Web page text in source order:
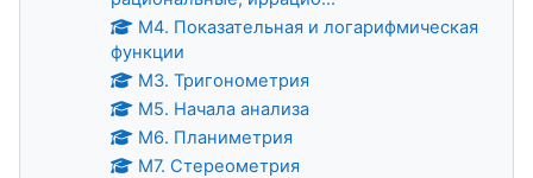
М4. Показательная и логарифмическая
функции
М3. Тригонометрия
М5. Начала анализа
М6. Планиметрия
М7. Стереометрия